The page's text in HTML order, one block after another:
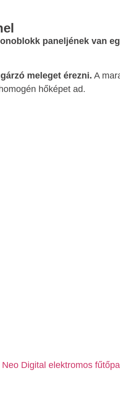
paneljének van
meleget érezni. A
hőképet ad.